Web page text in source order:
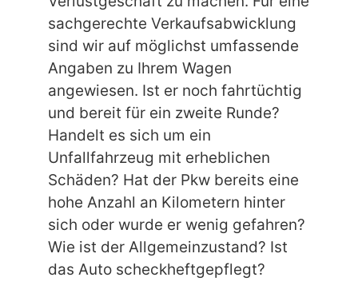
sachgerechte Verkaufsabwicklung
sind wir auf möglichst umfassende
Angaben zu Ihrem Wagen
angewiesen. Ist er noch fahrtüchtig
und bereit für ein zweite Runde?
Handelt es sich um ein
Unfallfahrzeug mit erheblichen
Schäden? Hat der Pkw bereits eine
hohe Anzahl an Kilometern hinter
sich oder wurde er wenig gefahren?
Wie ist der Allgemeinzustand? Ist
das Auto scheckheftgepflegt?